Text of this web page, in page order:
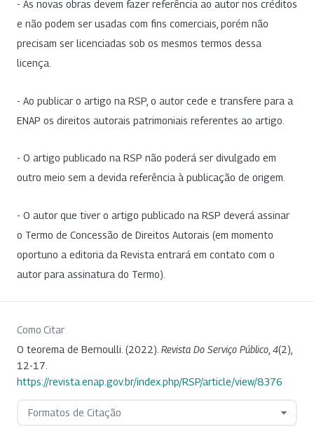
- As novas obras devem fazer referência ao autor nos créditos
e não podem ser usadas com fins comerciais, porém não
precisam ser licenciadas sob os mesmos termos dessa
licença.
- Ao publicar o artigo na RSP, o autor cede e transfere para a
ENAP os direitos autorais patrimoniais referentes ao artigo.
- O artigo publicado na RSP não poderá ser divulgado em
outro meio sem a devida referência à publicação de origem.
- O autor que tiver o artigo publicado na RSP deverá assinar
o Termo de Concessão de Direitos Autorais (em momento
oportuno a editoria da Revista entrará em contato com o
autor para assinatura do Termo).
Como Citar
O teorema de Bernoulli. (2022). Revista Do Serviço Público 4(2),
12-17.
https://revista.enap.gov.br/index.php/RSP/article/view/8376
Formatos de Citação